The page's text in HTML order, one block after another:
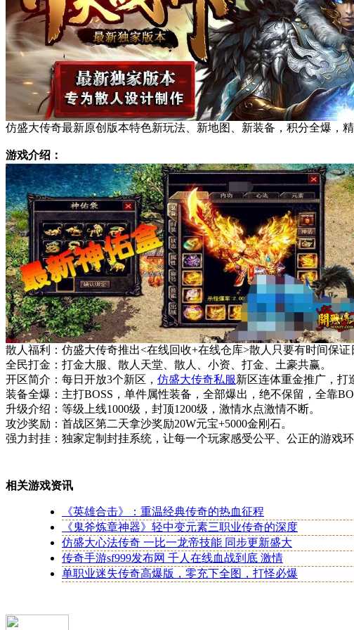
仿盛大传奇最新原创版本特色新玩法、新地图、新装备，积分全爆，
游戏介绍：
散人福利：仿盛大传奇推出<在线回收+在线仓库>散人只要有时间保证
全民打金：打金大服、散人天堂、散人、小资、打金、土豪共赢。
开区简介：每日开放3个新区， 仿盛大传奇私服新区连体重金推广，打
装备全爆：主打BOSS，单件属性装备，全部爆出，绝不保留，全靠
升级介绍：等级上线1000级，封顶1200级，激情水点激情不断。
攻沙奖励：首战区第二天拿沙奖励20W元宝+5000金刚石。
强力封挂：独家定制封挂系统，让每一个玩家感受公平、公正的游戏环
相关游戏资讯
《英雄合击》：重温经典传奇的热血征程
《鬼斧炼章神器》轻中变元素三职业传奇的深度
仿盛大心法传奇 一比一龙帝技能 同步更新盛大
传奇手游sf999发布网 千人在线血战到底 激情
单职业迷失传奇高爆版，零充下全图，打怪必爆